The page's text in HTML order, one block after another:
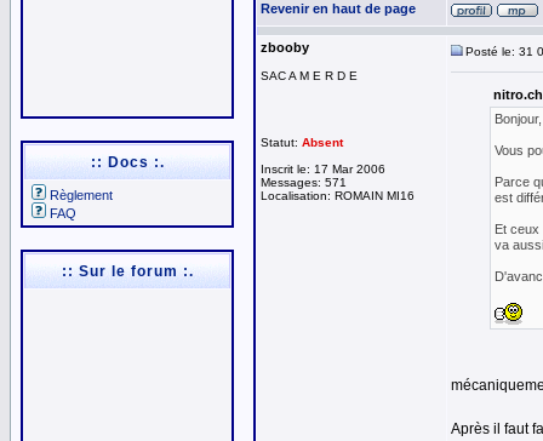
:: Docs :.
Règlement
FAQ
:: Sur le forum :.
Revenir en haut de page
zbooby
SAC A M E R D E
Statut: Absent
Inscrit le: 17 Mar 2006
Messages: 571
Localisation: ROMAIN MI16
Posté le: 31
Bonjour,
Vous
Parce
est
Et ceux
va
Après il faut